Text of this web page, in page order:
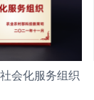
会化服务组织